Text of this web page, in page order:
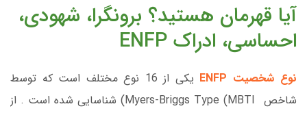
آیا قهرمان هستید؟ برونگرا، شهودی،
احساسی، ادراک ENFP
نوع شخصیت ENFP
یکی از 16 نوع مختلف است که توسط
شاخص Myers-Briggs Type (MBTI) شناسایی شده است . از